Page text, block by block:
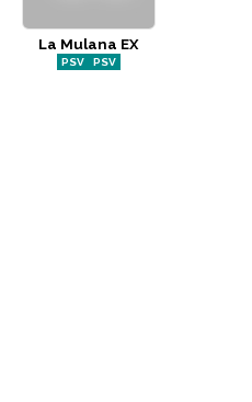
La Mulana EX
PSV PSV